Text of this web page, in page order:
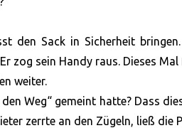
den Sack in Sicherheit
zog sein Handy raus. Dieses
weiter.
Weg“ gemeint hatte? Dass
zerrte an den Zügeln, ließ die